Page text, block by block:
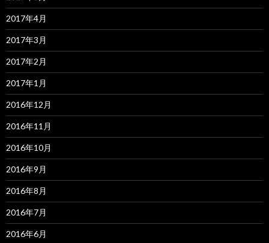
2017年4月
2017年3月
2017年2月
2017年1月
2016年12月
2016年11月
2016年10月
2016年9月
2016年8月
2016年7月
2016年6月